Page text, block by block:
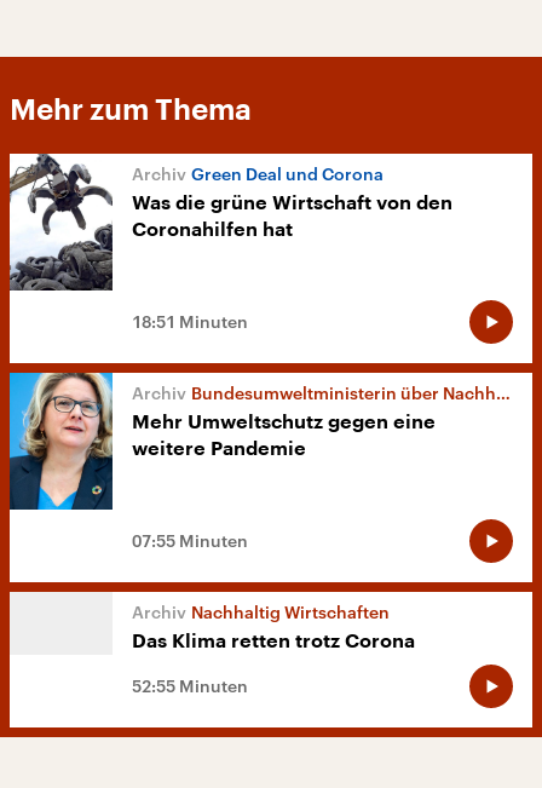
Mehr zum Thema
Green Deal und Corona
Was die grüne Wirtschaft von den
Coronahilfen hat
18:51 Minuten
Bundesumweltministerin über Nachhaltigkeit nach Corona
Mehr Umweltschutz gegen eine
weitere Pandemie
07:55 Minuten
Nachhaltig Wirtschaften
Das Klima retten trotz Corona
52:55 Minuten